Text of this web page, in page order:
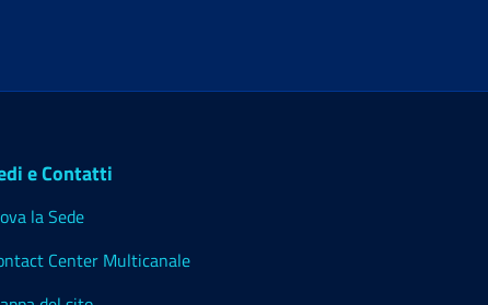
e Contatti
la Sede
Center Multicanale